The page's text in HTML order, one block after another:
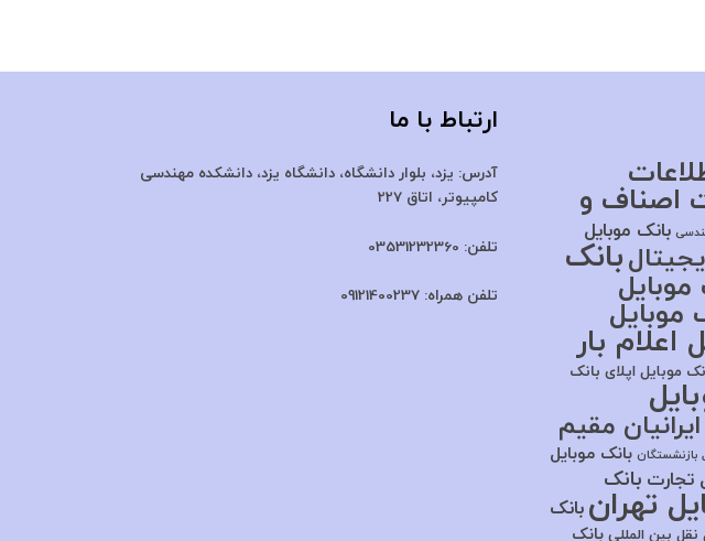
اصناف و
بانک موبایل
بانک
موبایل
موبایل
اعلام بار
موبایل اپلای بانک
مقیم
بازنشستگان بانک موبایل
تجارت بانک
تهران بانک
بین المللی بانک
ارتباط با ما
آدرس: یزد، بلوار دانشگاه، دانشگاه یزد، دانشکده مهندسی
کامپیوتر، اتاق 227
تلفن: 03531232360
تلفن همراه: 09121400237